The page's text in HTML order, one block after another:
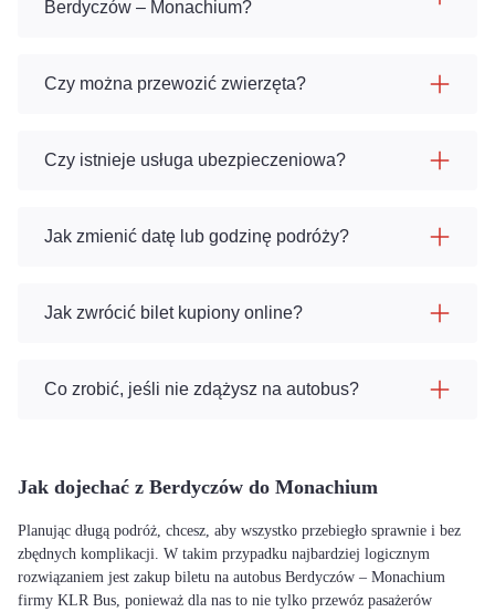
Berdyczów – Monachium?
Czy można przewozić zwierzęta?
Czy istnieje usługa ubezpieczeniowa?
Jak zmienić datę lub godzinę podróży?
Jak zwrócić bilet kupiony online?
Co zrobić, jeśli nie zdążysz na autobus?
Jak dojechać z Berdyczów do Monachium
Planując długą podróż, chcesz, aby wszystko przebiegło sprawnie i bez
zbędnych komplikacji. W takim przypadku najbardziej logicznym
rozwiązaniem jest zakup biletu na autobus Berdyczów – Monachium
firmy KLR Bus, ponieważ dla nas to nie tylko przewóz pasażerów